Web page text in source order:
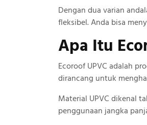
Dengan dua varian
fleksibel. Anda bisa
Apa Itu
Ecoroof UPVC adalah
dirancang untuk
Material UPVC dikenal
penggunaan jangka